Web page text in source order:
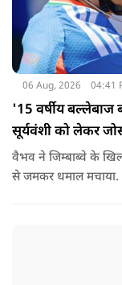
06 Aug, 2026 04:41
'15 वर्षीय बल्लेबाज
सूर्यवंशी को लेकर
वैभव ने जिम्बाब्वे के
से जमकर धमाल मचाया.